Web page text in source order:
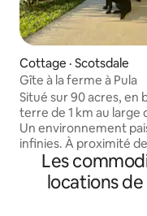
Cottage · Scotsdale
Gîte à la ferme à Pula
Situé sur 90 acres, en
terre de 1 km au large
Un environnement
infinies. À proximité de la route
touristique. À 15 minutes du Danemark
À 20 minutes des
des piscines vertes,
Les
locations